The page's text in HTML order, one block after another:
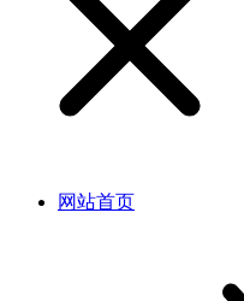
网站首页